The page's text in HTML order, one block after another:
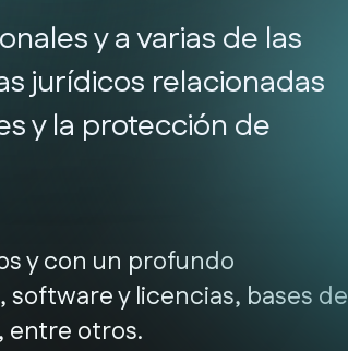
y a varias de las
jurídicos relacionadas
y la protección de
y con un profundo
y licencias, bases de
entre otros.